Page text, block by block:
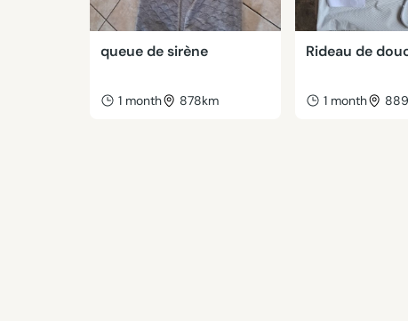
queue de sirène
1 month 878km
Rideau de
1 month